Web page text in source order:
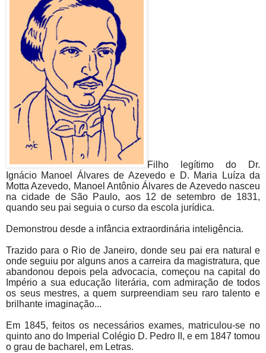
Filho legítimo do Dr.
Ignácio Manoel Álvares de Azevedo e D. Maria Luíza da
Motta Azevedo, Manoel Antônio Álvares de Azevedo nasceu
na cidade de São Paulo, aos 12 de setembro de 1831,
quando seu pai seguia o curso da escola jurídica.
Demonstrou desde a infância extraordinária inteligência.
Trazido para o Rio de Janeiro, donde seu pai era natural e
onde seguiu por alguns anos a carreira da magistratura, que
abandonou depois pela advocacia, começou na capital do
Império a sua educação literária, com admiração de todos
os seus mestres, a quem surpreendiam seu raro talento e
brilhante imaginação...
Em 1845, feitos os necessários exames, matriculou-se no
quinto ano do Imperial Colégio D. Pedro II, e em 1847 tomou
o grau de bacharel, em Letras.